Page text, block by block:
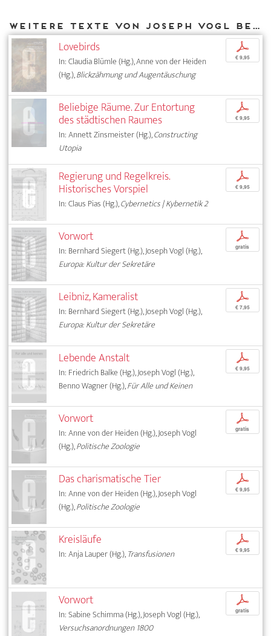
Weitere Texte von Joseph Vogl bei DIAPHANES
Lovebirds
In: Claudia Blümle (Hg.), Anne von der Heiden
(Hg.),Blickzähmung und Augentäuschung
p
€ 9,95
Beliebige Räume. Zur Entortung
des städtischen Raumes
In: Annett Zinsmeister (Hg.),Constructing
Utopia
p
€ 9,95
Regierung und Regelkreis.
Historisches Vorspiel
In: Claus Pias (Hg.),Cybernetics | Kybernetik 2
p
€ 9,95
Vorwort
In: Bernhard Siegert (Hg.), Joseph Vogl (Hg.),
Europa: Kultur der Sekretäre
p
gratis
Leibniz, Kameralist
In: Bernhard Siegert (Hg.), Joseph Vogl (Hg.),
Europa: Kultur der Sekretäre
p
€ 7,95
Lebende Anstalt
In: Friedrich Balke (Hg.), Joseph Vogl (Hg.),
Benno Wagner (Hg.),Für Alle und Keinen
p
€ 9,95
Vorwort
In: Anne von der Heiden (Hg.), Joseph Vogl
(Hg.),Politische Zoologie
p
gratis
Das charismatische Tier
In: Anne von der Heiden (Hg.), Joseph Vogl
(Hg.),Politische Zoologie
p
€ 9,95
Kreisläufe
In: Anja Lauper (Hg.),Transfusionen
p
€ 9,95
Vorwort
In: Sabine Schimma (Hg.), Joseph Vogl (Hg.),
Versuchsanordnungen 1800
p
gratis